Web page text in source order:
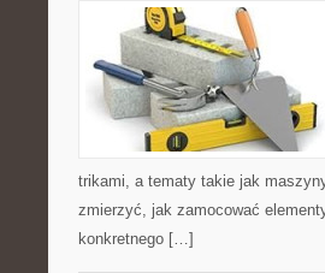
trikami, a tematy takie jak
zmierzyć, jak zamocować
konkretnego […]